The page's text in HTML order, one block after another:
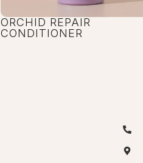
ORCHID REPAIR
CONDITIONER